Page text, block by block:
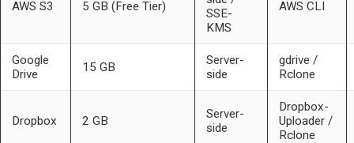
AWS S3 5 GB (Free Tier)
SSE-
KMS
AWS CLI
Google
Drive
15 GB
Server-
side
gdrive /
Rclone
Dropbox 2 GB
Server-
side
Dropbox-
Uploader /
Rclone